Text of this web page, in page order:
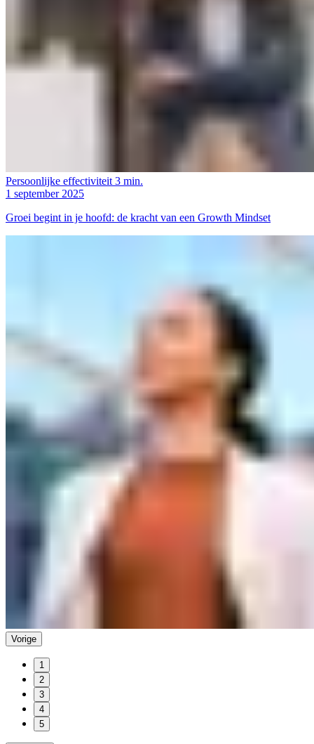
Persoonlijke effectiviteit3 min.
1 september 2025
Groei begint in je hoofd: de kracht van een Growth Mindset
Vorige
1
2
3
4
5